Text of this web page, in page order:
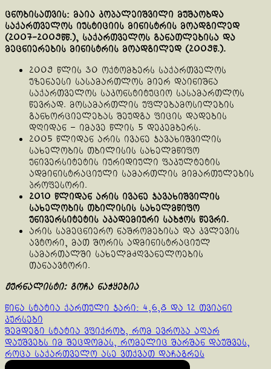
ცნობისათვის: მაია კოპალეიშვილი მუშაობდა
საქართველოს იუსტიციის მინისტრის მოადგილედ
(2007-2009წწ.), საქართველოს განათლებისა და
მეცნიერების მინისტრის მოადგილედ (2009წ.).
2009 წლის 30 ოქტომბერს საქართველოს
უზენაესი სასამართლოს მიერ დაინიშნა
საქართველოს საკონსტიტუციო სასამართლოს
წევრად. მოსამართლის უფლებამოსილების
განხორციელებას შეუდგა ფიცის დადების
დღიდან – იმავე წლის 5 დეკემბერს.
2005 წლიდან არის ივანე ჯავახიშვილის
სახელობის თბილისის სახელმწიფო
უნივერსიტეტის იურიდიული ფაკულტეტის
ადმინისტრაციული სამართლის მიმართულების
პროფესორი.
2010 წლიდან არის ივანე ჯავახიშვილის
სახელობის თბილისის სახელმწიფო
უნივერსიტეტის აკადემიური საბჭოს წევრი.
არის სამეცნიერო ნაშრომებისა და კვლევის
ავტორი, მათ შორის ადმინისტრაციულ
სამართალში სახელმძღვანელოების
თანაავტორი.
ჟურნალისტი: გოჩა ნაჭყებია
Continue
Reading
წინა სტატია ქართული ჯარი: 4,6,8 და 12 თვიანი
კურსები
შემდეგი სტატია ვფიქრობ, რომ ევროპა აღარ
დაუშვებს იმ შეცდომას, რომელიც შარშან დაუშვეს,
როცა საქართველო ასე ვთქვათ დაჩაგრეს